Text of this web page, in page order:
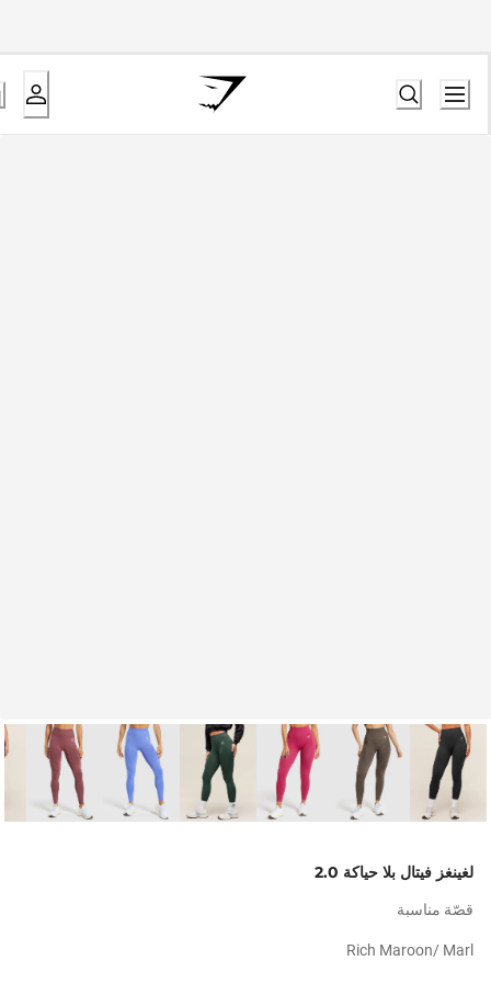
لغينغز فيتال بلا حياكة 2.0
قصّة مناسبة
Rich Maroon/ Marl